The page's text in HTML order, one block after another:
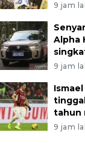
9 jam
Alpha
9 jam
tahun
9 jam